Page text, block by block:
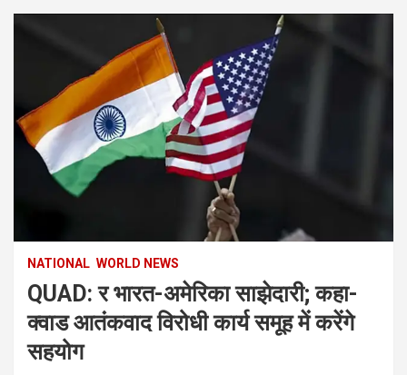
NATIONAL WORLD NEWS
QUAD: र भारत-अमेरिका साझेदारी; कहा-
क्वाड आतंकवाद विरोधी कार्य समूह में करेंगे
सहयोग